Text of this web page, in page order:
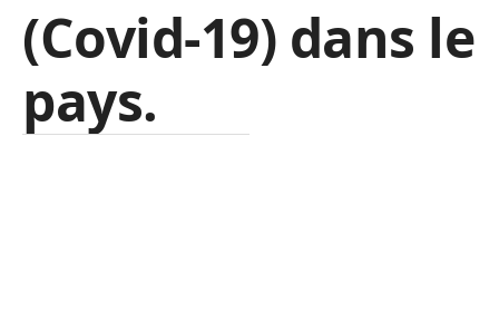
(Covid-19) dans le
pays.